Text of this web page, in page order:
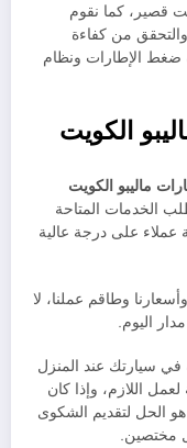
قصير، كما نقوم
من كفاءة
ضغط الإطارات ونظام
الكويت
ماليبو الكويت
الخدمات المتاحة
عملاء على درجة عالية
وطاقم عملنا، لا
اليوم.
سيارتك عند المنزل
اللازم، وإذا كان
الحل لتقديم الشكوى
مختصين.